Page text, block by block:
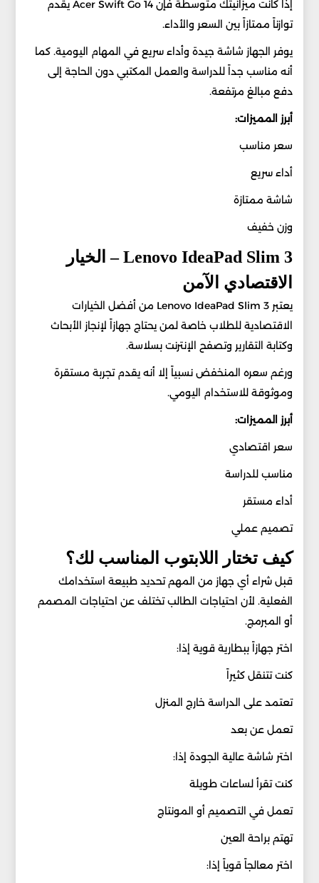
إذا كانت ميزانيتك متوسطة فإن Acer Swift Go 14 يقدم
توازناً ممتازاً بين السعر والأداء.
يوفر الجهاز شاشة جيدة وأداء سريع في المهام اليومية. كما
أنه مناسب جداً للدراسة والعمل المكتبي دون الحاجة إلى
دفع مبالغ مرتفعة.
أبرز المميزات:
سعر مناسب
أداء سريع
شاشة ممتازة
وزن خفيف
Lenovo IdeaPad Slim 3 – الخيار
الاقتصادي الآمن
يعتبر Lenovo IdeaPad Slim 3 من أفضل الخيارات
الاقتصادية للطلاب خاصة لمن يحتاج جهازاً لإنجاز الأبحاث
وكتابة التقارير وتصفح الإنترنت بسلاسة.
ورغم سعره المنخفض نسبياً إلا أنه يقدم تجربة مستقرة
وموثوقة للاستخدام اليومي.
أبرز المميزات:
سعر اقتصادي
مناسب للدراسة
أداء مستقر
تصميم عملي
كيف تختار اللابتوب المناسب لك؟
قبل شراء أي جهاز من المهم تحديد طبيعة استخدامك
الفعلية. لأن احتياجات الطالب تختلف عن احتياجات المصمم
أو المبرمج.
اختر جهازاً ببطارية قوية إذا:
كنت تتنقل كثيراً
تعتمد على الدراسة خارج المنزل
تعمل عن بعد
اختر شاشة عالية الجودة إذا:
كنت تقرأ لساعات طويلة
تعمل في التصميم أو المونتاج
تهتم براحة العين
اختر معالجاً قوياً إذا: